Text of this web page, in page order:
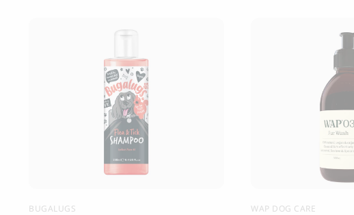
BUGALUGS WAP DOG CARE